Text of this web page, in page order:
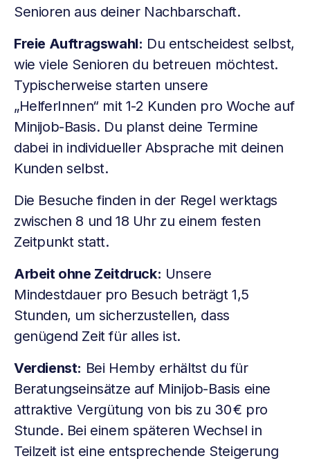
Senioren aus deiner Nachbarschaft.
Freie Auftragswahl: Du entscheidest selbst,
wie viele Senioren du betreuen möchtest.
Typischerweise starten unsere
„HelferInnen“ mit 1-2 Kunden pro Woche auf
Minijob-Basis. Du planst deine Termine
dabei in individueller Absprache mit deinen
Kunden selbst.
Die Besuche finden in der Regel werktags
zwischen 8 und 18 Uhr zu einem festen
Zeitpunkt statt.
Arbeit ohne Zeitdruck: Unsere
Mindestdauer pro Besuch beträgt 1,5
Stunden, um sicherzustellen, dass
genügend Zeit für alles ist.
Verdienst: Bei Hemby erhältst du für
Beratungseinsätze auf Minijob-Basis eine
attraktive Vergütung von bis zu 30 € pro
Stunde. Bei einem späteren Wechsel in
Teilzeit ist eine entsprechende Steigerung